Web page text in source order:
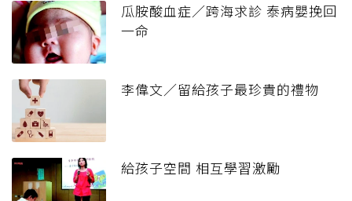
瓜胺酸血症／跨海求診 泰病嬰挽回
一命
李偉文／留給孩子最珍貴的禮物
給孩子空間 相互學習激勵